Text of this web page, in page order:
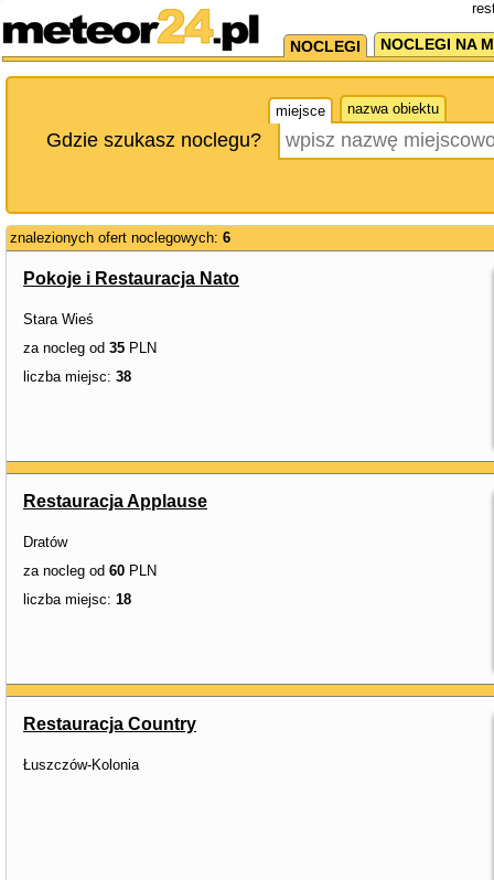
NOCLEGI NOCLEGI NA
miejsce nazwa obiektu
Gdzie szukasz noclegu?
znalezionych ofert noclegowych: 6
Pokoje i Restauracja Nato
Stara Wieś
za nocleg od 35 PLN
liczba miejsc: 38
Restauracja Applause
Dratów
za nocleg od 60 PLN
liczba miejsc: 18
Restauracja Country
Łuszczów-Kolonia